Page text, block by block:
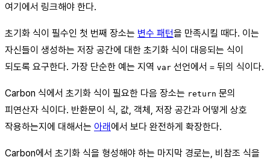
여기에서 링크해야 한다.
초기화 식이 필수인 첫 번째 장소는 변수 패턴을 만족시킬 때다. 이는
자신들이 생성하는 저장 공간에 대한 초기화 식이 대응되는 식이
되도록 요구한다. 가장 단순한 예는 지역 var 선언에서 = 뒤의 식이다.
Carbon 식에서 초기화 식이 필요한 다음 장소는 return 문의
피연산자 식이다. 반환문이 식, 값, 객체, 저장 공간과 어떻게 상호
작용하는지에 대해서는 아래에서 보다 완전하게 확장한다.
Carbon에서 초기화 식을 형성해야 하는 마지막 경로는, 비참조 식을